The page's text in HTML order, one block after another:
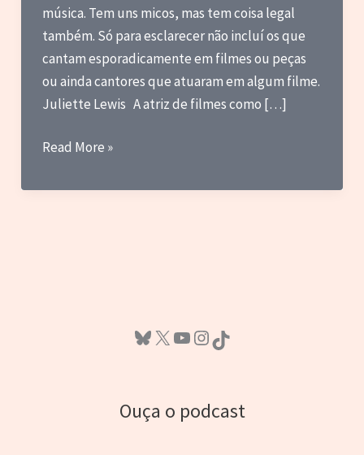
Bluesky X Youtube InstagramTikTok
Ouça o podcast
música. Tem uns micos, mas tem coisa legal
também. Só para esclarecer não incluí os que
cantam esporadicamente em filmes ou peças
ou ainda cantores que atuaram em algum filme.
Juliette Lewis A atriz de filmes como […]
50
e
Read More »